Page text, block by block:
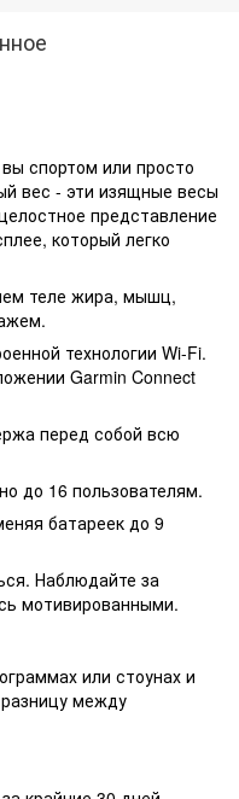
спортом или просто
вес - эти изящные весы
представление
который легко
теле жира, мышц,
технологии Wi-Fi.
Garmin Connect
перед собой всю
до 16 пользователям.
батареек до 9
Наблюдайте за
мотивированными.
или стоунах и
между